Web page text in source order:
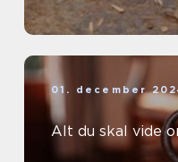
01. december
Alt du skal vide